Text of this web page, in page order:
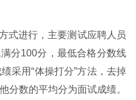
式进行，主要测试应聘人员
分100分，最低合格分数线
采用“体操打分”方法，去掉
分数的平均分为面试成绩。